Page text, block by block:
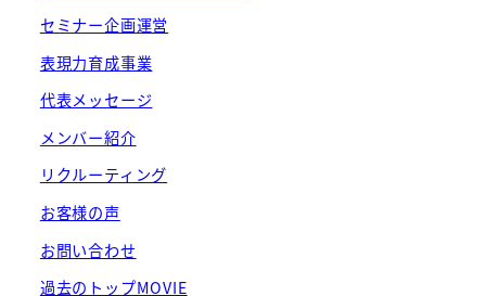
セミナー企画運営
表現力育成事業
代表メッセージ
メンバー紹介
リクルーティング
お客様の声
お問い合わせ
過去のトップMOVIE